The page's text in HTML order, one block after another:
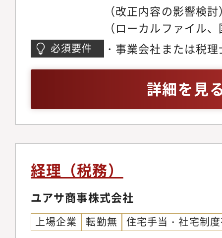
（改正内容の影響検
（ローカルファイル
ファイル）・タック
ルール対応（国内外
情報の収集、検証、
ナンス構築・強化の
１部は管理会計と税
ります。税務をご担
管理会計も一部関与
ます。・経営層／本
告資料の作成、分析
し、決算分析）■仕事
ループの本社で、会
必須要件
・事業会社または税
上、公認会計士、税
格者、米国公認会計
詳細を見
経理（税務）
ユアサ商事株式会社
上場企業 転勤無 住宅手当・社宅制